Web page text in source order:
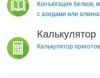
Конъюгация белков,
с азидами или
Калькулятор
Калькулятор